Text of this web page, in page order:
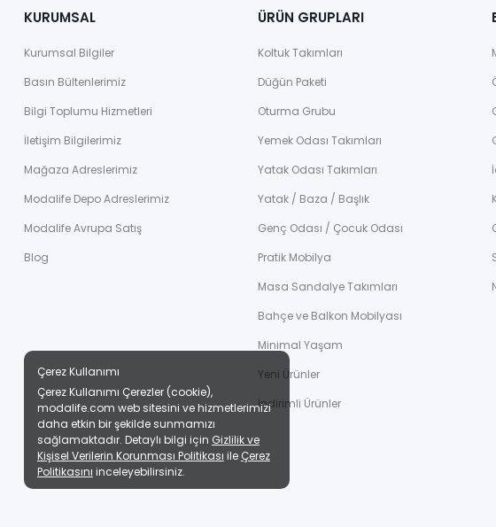
KURUMSAL
Kurumsal Bilgiler
Basın Bültenlerimiz
Bilgi Toplumu Hizmetleri
İletişim Bilgilerimiz
Mağaza Adreslerimiz
Modalife Depo Adreslerimiz
Modalife Avrupa Satış
Blog
ÜRÜN GRUPLARI
Koltuk Takımları
Düğün Paketi
Oturma Grubu
Yemek Odası Takımları
Yatak Odası Takımları
Yatak / Baza / Başlık
Genç Odası / Çocuk Odası
Pratik Mobilya
Masa Sandalye Takımları
Bahçe ve Balkon Mobilyası
Minimal Yaşam
Yeni Ürünler
İndirimli Ürünler
Çerez Kullanımı
Çerez Kullanımı Çerezler (cookie),
modalife.com web sitesini ve hizmetlerimizi
daha etkin bir şekilde sunmamızı
sağlamaktadır. Detaylı bilgi için Gizlilik ve
Kişisel Verilerin Korunması Politikası ile Çerez
Politikasını inceleyebilirsiniz.